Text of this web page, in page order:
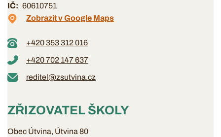
IČ
60610751
Zobrazit v Google Maps
+420 353 312 016
+420 702 147 637
reditel@zsutvina.cz
ZŘIZOVATEL ŠKOLY
Obec Útvina, Útvina 80